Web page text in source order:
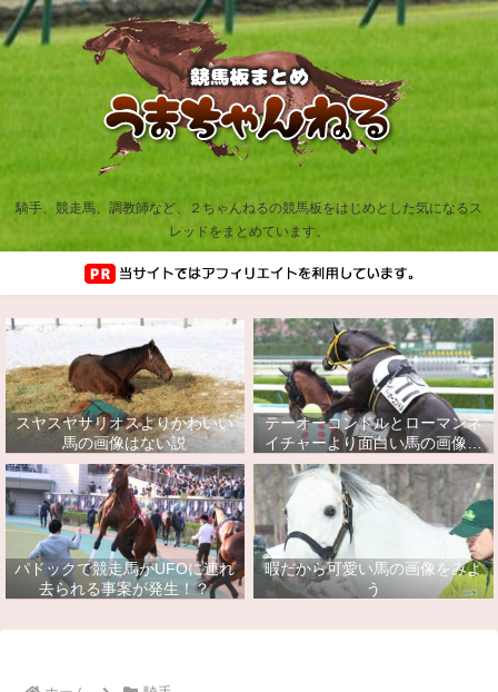
騎手、競走馬、調教師など、２ちゃんねるの競馬板をはじめとした気になるス
レッドをまとめています。
スヤスヤサリオスよりかわいい
馬の画像はない説
テーオーコンドルとローマンネ
イチャーより面白い馬の画像っ
てあるの？
パドックで競走馬がUFOに連れ
去られる事案が発生！？
暇だから可愛い馬の画像をみよ
う